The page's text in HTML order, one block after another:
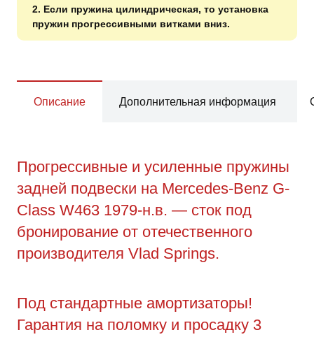
2. Если пружина цилиндрическая, то установка
пружин прогрессивными витками вниз.
Описание Дополнительная информация
Прогрессивные и усиленные пружины
задней подвески на Mercedes-Benz G-
Class W463 1979-н.в. — сток под
бронирование от отечественного
производителя Vlad Springs.
Под стандартные амортизаторы!
Гарантия на поломку и просадку 3